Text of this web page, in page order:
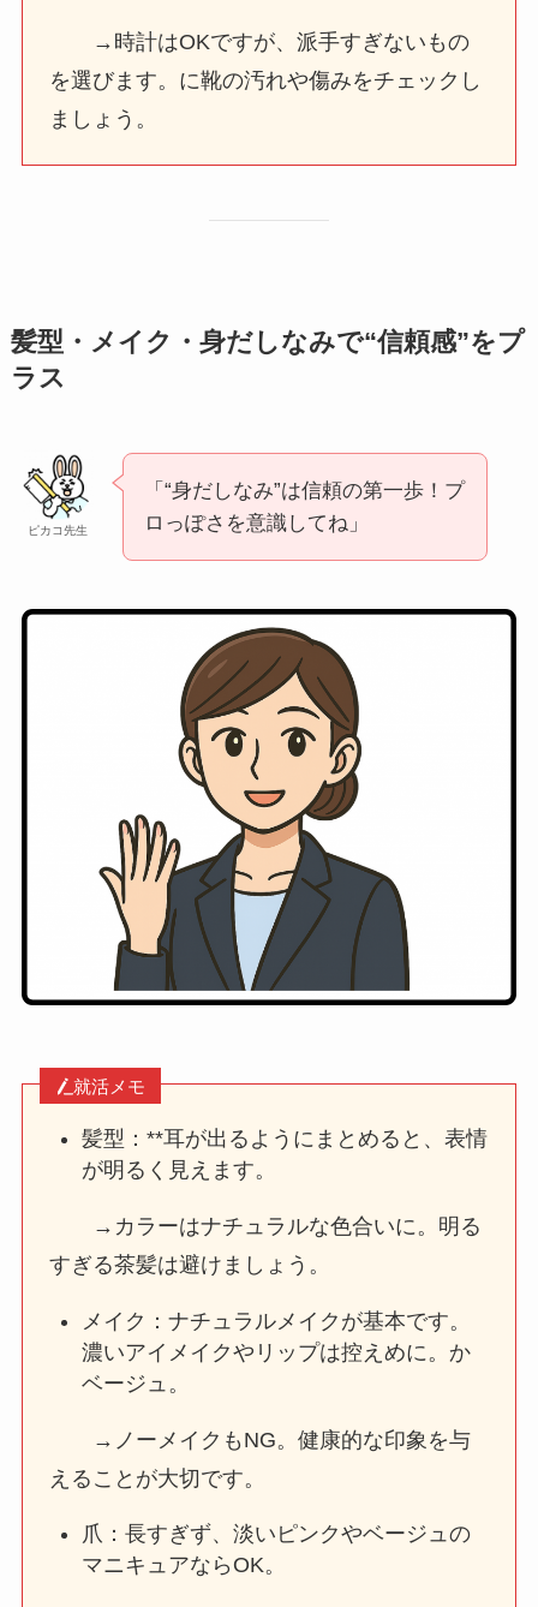
→時計はOKですが、派手すぎないもの
を選びます。に靴の汚れや傷みをチェックし
ましょう。
髪型・メイク・身だしなみで“信頼感”をプ
ラス
ピカコ先生
「“身だしなみ”は信頼の第一歩！プ
ロっぽさを意識してね」
就活メモ
髪型：**耳が出るようにまとめると、表情
が明るく見えます。
→カラーはナチュラルな色合いに。明る
すぎる茶髪は避けましょう。
メイク：ナチュラルメイクが基本です。
濃いアイメイクやリップは控えめに。か
ベージュ。
→ノーメイクもNG。健康的な印象を与
えることが大切です。
爪：長すぎず、淡いピンクやベージュの
マニキュアならOK。